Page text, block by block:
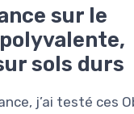
sur le
sols durs
j’ai testé ces